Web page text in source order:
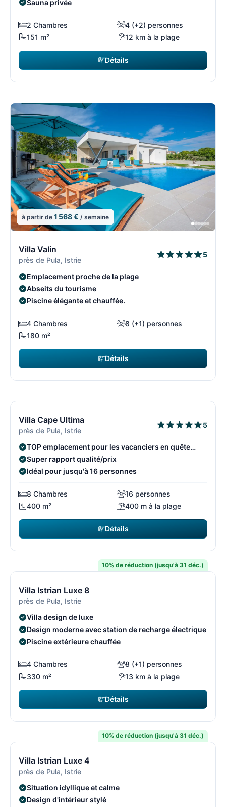
Sauna privée
2 Chambres
4 (+2) personnes
151 m²
12 km à la plage
Détails
à partir de 1 568 € / semaine
Villa Valin
près de Pula, Istrie
5
Emplacement proche de la plage
Abseits du tourisme
Piscine élégante et chauffée.
4 Chambres
8 (+1) personnes
180 m²
Détails
Villa Cape Ultima
près de Pula, Istrie
5
TOP emplacement pour les vacanciers en quête
d'aventures
Super rapport qualité/prix
Idéal pour jusqu'à 16 personnes
8 Chambres
16 personnes
400 m²
400 m à la plage
Détails
10% de réduction (jusqu'à 31 déc.)
/ semaine
Villa Istrian Luxe 8
près de Pula, Istrie
Villa design de luxe
Design moderne avec station de recharge électrique
Piscine extérieure chauffée
4 Chambres
8 (+1) personnes
330 m²
13 km à la plage
Détails
10% de réduction (jusqu'à 31 déc.)
/ semaine
Villa Istrian Luxe 4
près de Pula, Istrie
Situation idyllique et calme
Design d'intérieur stylé